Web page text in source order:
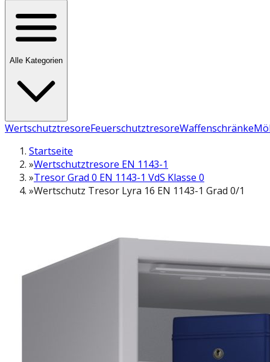
Alle Kategorien
WertschutztresoreFeuerschutztresoreWaffenschränke
Startseite
»Wertschutztresore EN 1143-1
»Tresor Grad 0 EN 1143-1 VdS Klasse 0
»Wertschutz Tresor Lyra 16 EN 1143-1 Grad 0/1